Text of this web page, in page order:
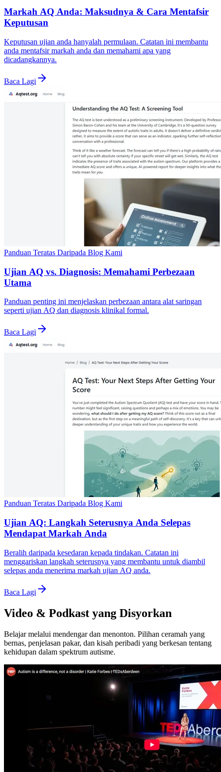
Markah AQ Anda: Maksudnya & Cara Mentafsir
Keputusan
Keputusan ujian anda hanyalah permulaan. Catatan ini membantu
anda mentafsir markah anda dan memahami apa yang
dicadangkannya.
Baca Lagi
Panduan Teratas Daripada Blog Kami
Ujian AQ vs. Diagnosis: Memahami Perbezaan
Utama
Panduan penting ini menjelaskan perbezaan antara alat saringan
seperti ujian AQ dan diagnosis klinikal formal.
Baca Lagi
Panduan Teratas Daripada Blog Kami
Ujian AQ: Langkah Seterusnya Anda Selepas
Mendapat Markah Anda
Beralih daripada kesedaran kepada tindakan. Catatan ini
menggariskan langkah seterusnya yang membantu untuk diambil
selepas anda menerima markah ujian AQ anda.
Baca Lagi
Video & Podkast yang Disyorkan
Belajar melalui mendengar dan menonton. Pilihan ceramah yang
bernas, penjelasan pakar, dan kisah peribadi yang berkesan tentang
kehidupan dalam spektrum autisme.